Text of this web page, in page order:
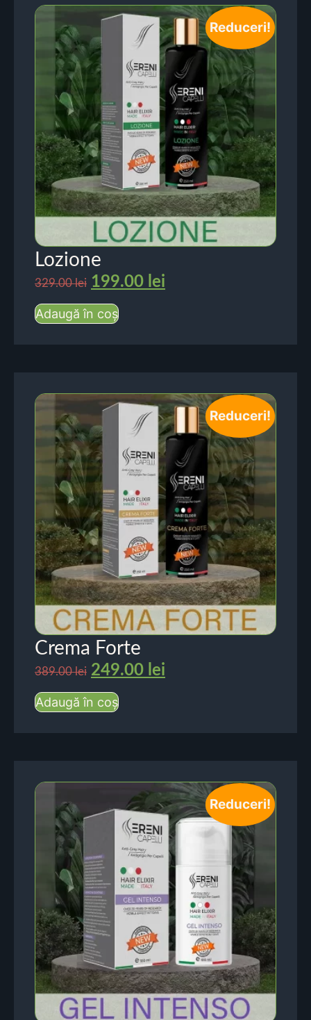
Reduceri!
Lozione
329.00lei 199.00 lei
Adaugă în coș
Reduceri!
Crema Forte
389.00lei 249.00 lei
Adaugă în coș
Reduceri!